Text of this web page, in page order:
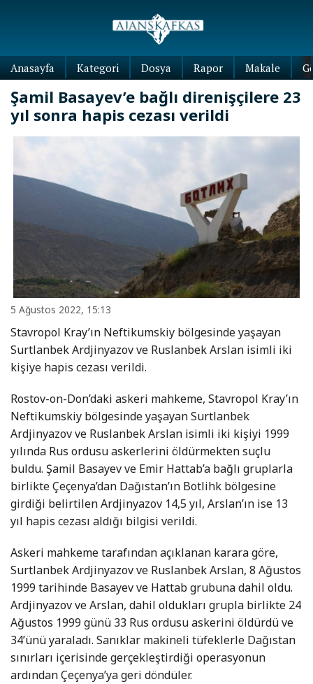
Anasayfa Kategori Dosya Rapor Makale
Şamil Basayev’e bağlı direnişçilere 23
yıl sonra hapis cezası verildi
5 Ağustos 2022, 15:13
Stavropol Kray’ın Neftikumskiy bölgesinde yaşayan
Surtlanbek Ardjinyazov ve Ruslanbek Arslan isimli iki
kişiye hapis cezası verildi.
Rostov-on-Don’daki askeri mahkeme, Stavropol Kray’ın
Neftikumskiy bölgesinde yaşayan Surtlanbek
Ardjinyazov ve Ruslanbek Arslan isimli iki kişiyi 1999
yılında Rus ordusu askerlerini öldürmekten suçlu
buldu. Şamil Basayev ve Emir Hattab’a bağlı gruplarla
birlikte Çeçenya’dan Dağıstan’ın Botlihk bölgesine
girdiği belirtilen Ardjinyazov 14,5 yıl, Arslan’ın ise 13
yıl hapis cezası aldığı bilgisi verildi.
Askeri mahkeme tarafından açıklanan karara göre,
Surtlanbek Ardjinyazov ve Ruslanbek Arslan, 8 Ağustos
1999 tarihinde Basayev ve Hattab grubuna dahil oldu.
Ardjinyazov ve Arslan, dahil oldukları grupla birlikte 24
Ağustos 1999 günü 33 Rus ordusu askerini öldürdü ve
34’ünü yaraladı. Sanıklar makineli tüfeklerle Dağıstan
sınırları içerisinde gerçekleştirdiği operasyonun
ardından Çeçenya’ya geri döndüler.